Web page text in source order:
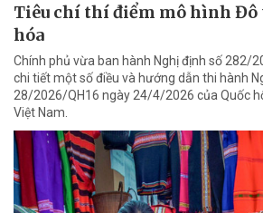
Tiêu chí thí điểm mô hình Đô
hóa
Chính phủ vừa ban hành Nghị định số 282/
chi tiết một số điều và hướng dẫn thi hành
28/2026/QH16 ngày 24/4/2026 của Quốc
Việt Nam.